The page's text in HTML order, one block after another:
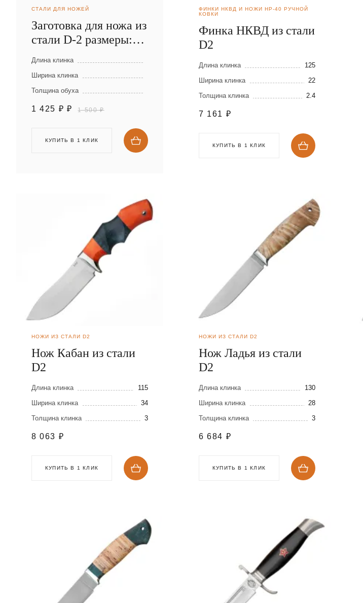
СТАЛИ ДЛЯ НОЖЕЙ
Заготовка для ножа из
стали D-2 размеры:
300х40х2,5 мм
Длина клинка
Ширина клинка
Толщина обуха
1 425 ₽ ₽ 1 500 ₽
КУПИТЬ В 1 КЛИК
ФИНКИ НКВД И НОЖИ НР-40 РУЧНОЙ
КОВКИ
Финка НКВД из стали
D2
Длина клинка
125
Ширина клинка
22
Толщина клинка
2.4
7 161 ₽
КУПИТЬ В 1 КЛИК
НОЖИ ИЗ СТАЛИ D2
Нож Кабан из стали
D2
Длина клинка
115
Ширина клинка
34
Толщина клинка
3
8 063 ₽
КУПИТЬ В 1 КЛИК
НОЖИ ИЗ СТАЛИ D2
Нож Ладья из стали
D2
Длина клинка
130
Ширина клинка
28
Толщина клинка
3
6 684 ₽
КУПИТЬ В 1 КЛИК